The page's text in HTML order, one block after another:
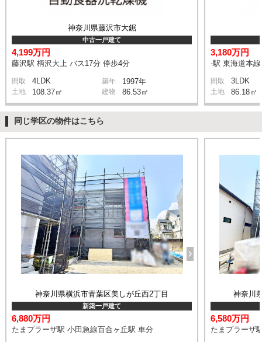
神奈川県藤沢市大鋸
中古一戸建て
4,199万円
藤沢駅 柄沢大上 バス17分 停歩4分
間取 4LDK 築年 1997年
土地 108.37㎡ 建物 86.53㎡
3,180万円
-駅 東海道本
間取 3LDK
土地 86.18㎡
同じ学区の物件はこちら
神奈川県横浜市青葉区美しが丘西2丁目
新築一戸建て
6,880万円
たまプラーザ駅 小田急線百合ヶ丘駅 車分
神奈川
6,580万円
たまプラーザ